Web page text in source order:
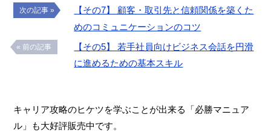
次の記事 »
【その7】 顧客・取引先と信頼関係を築くた
めのコミュニケーションのコツ
« 前の記事
【その5】 若手社員向けビジネス会話を円滑
に進めるための基本スキル
キャリア攻略のヒケツを学ぶことが出来る「必勝マニュア
ル」も大好評販売中です。